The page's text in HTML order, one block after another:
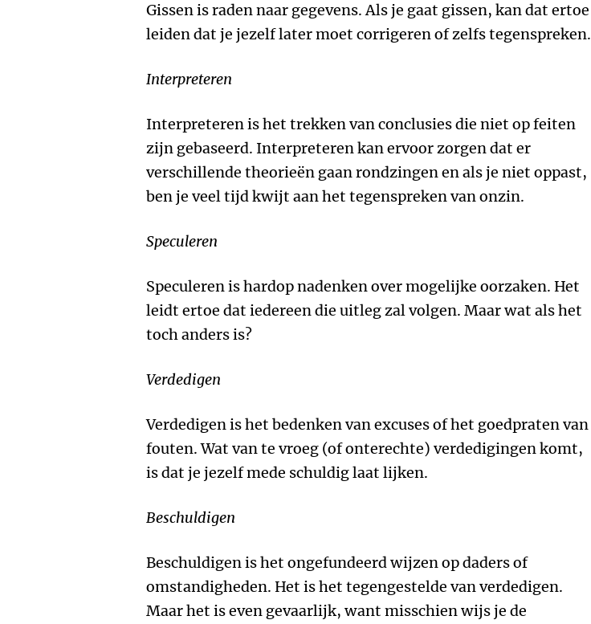
Gissen is raden naar gegevens. Als je gaat gissen, kan dat ertoe
leiden dat je jezelf later moet corrigeren of zelfs tegenspreken.
Interpreteren
Interpreteren is het trekken van conclusies die niet op feiten
zijn gebaseerd. Interpreteren kan ervoor zorgen dat er
verschillende theorieën gaan rondzingen en als je niet oppast,
ben je veel tijd kwijt aan het tegenspreken van onzin.
Speculeren
Speculeren is hardop nadenken over mogelijke oorzaken. Het
leidt ertoe dat iedereen die uitleg zal volgen. Maar wat als het
toch anders is?
Verdedigen
Verdedigen is het bedenken van excuses of het goedpraten van
fouten. Wat van te vroeg (of onterechte) verdedigingen komt,
is dat je jezelf mede schuldig laat lijken.
Beschuldigen
Beschuldigen is het ongefundeerd wijzen op daders of
omstandigheden. Het is het tegengestelde van verdedigen.
Maar het is even gevaarlijk, want misschien wijs je de